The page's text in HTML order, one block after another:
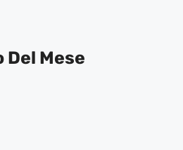
Del Mese